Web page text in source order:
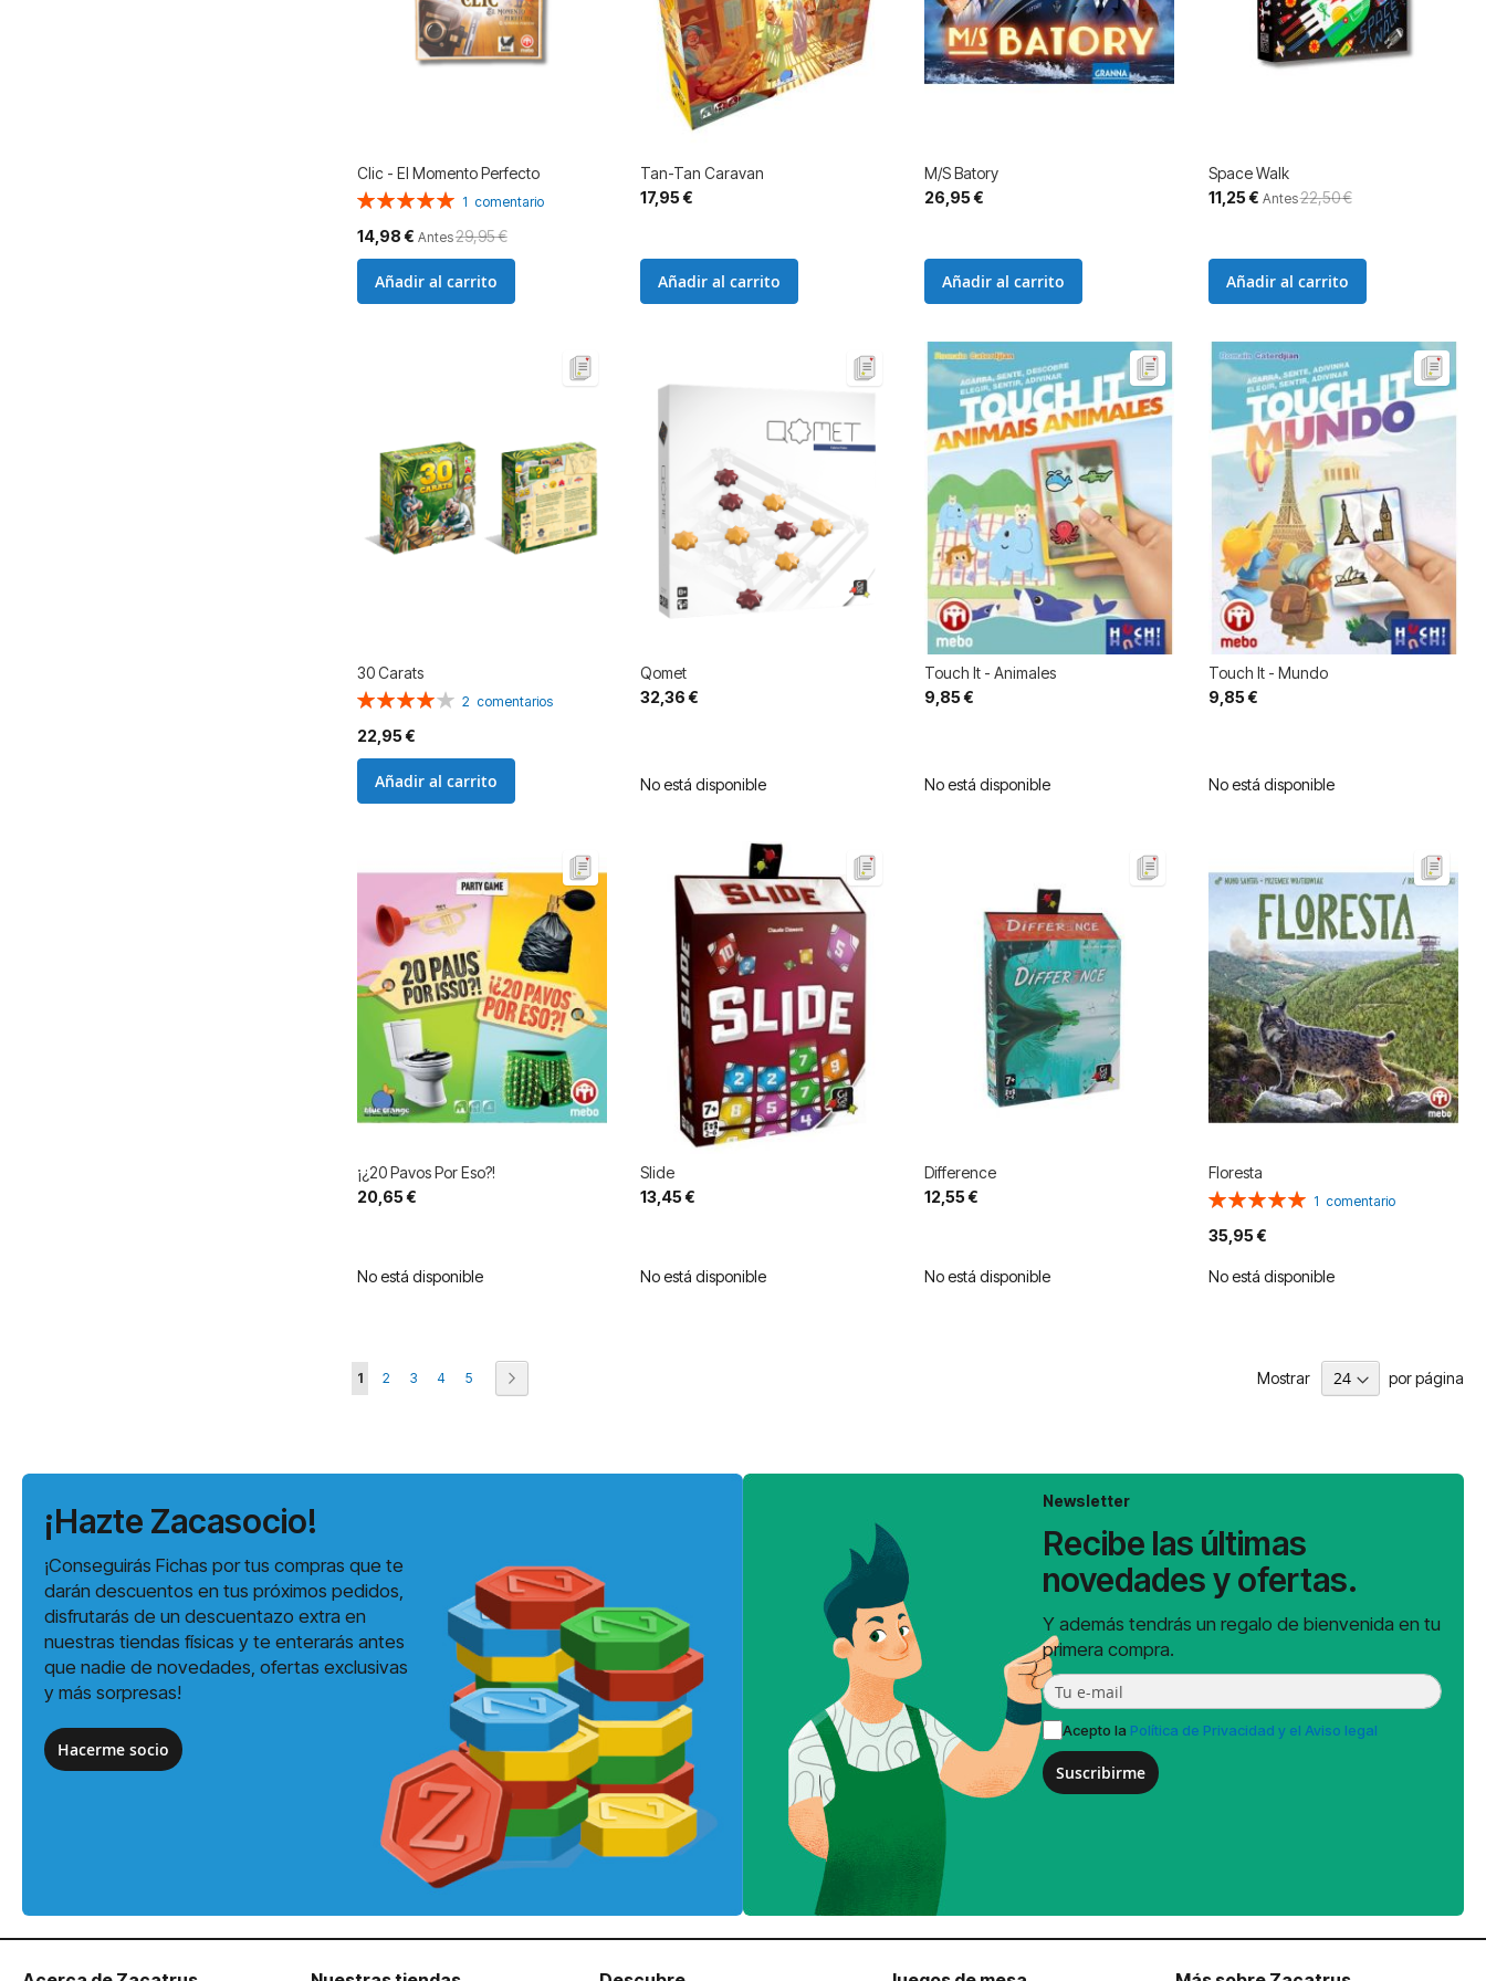
Clic - El Momento Perfecto
Valoración:
1 comentario
Precio
especial
14,98 € Antes29,95 €
Añadir al carrito
Tan-Tan Caravan
17,95 €
Añadir al carrito
M/S Batory
26,95 €
Añadir al carrito
Space Walk
Precio
especial
11,25 € Antes22,50 €
Añadir al carrito
30 Carats
Valoración:
2 comentarios
22,95 €
Añadir al carrito
Qomet
32,36 €
No está disponible
Touch It - Animales
9,85 €
No está disponible
Touch It - Mundo
9,85 €
No está disponible
¡¿20 Pavos Por Eso?!
20,65 €
No está disponible
Slide
13,45 €
No está disponible
Difference
12,55 €
No está disponible
Floresta
Valoración:
1 comentario
35,95 €
No está disponible
Página
Actualmente estás leyendo página
1 Página
2 Página
3 Página
4 Página
5 Mostrar por página
¡Hazte Zacasocio!
¡Conseguirás Fichas por tus compras que te
darán descuentos en tus próximos pedidos,
disfrutarás de un descuentazo extra en
nuestras tiendas físicas y te enterarás antes
que nadie de novedades, ofertas exclusivas
y más sorpresas!
Hacerme socio
Newsletter
Recibe las últimas
novedades y ofertas.
Y además tendrás un regalo de bienvenida en tu
primera compra.
Acepto la Política de Privacidad y el Aviso legal
Suscribirme